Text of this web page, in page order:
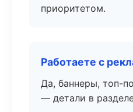
приоритетом.
Работаете с
Да, баннеры, топ-
— детали в